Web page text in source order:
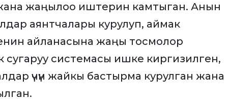
жана жаңылоо иштерин камтыган. Анын
аянтчалары курулуп, аймак
айланасына жаңы тосмолор
сугаруу системасы ишке киргизилген,
үчүн жайкы бастырма курулган жана